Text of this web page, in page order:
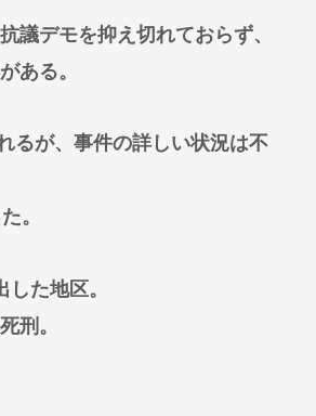
議デモを抑え切れておらず、
ある。
るが、事件の詳しい状況は不
。
た地区。
刑。